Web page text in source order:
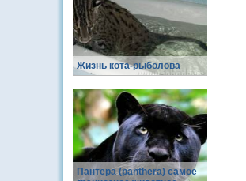
Жизнь кота-рыболова
Пантера (panthera) самое